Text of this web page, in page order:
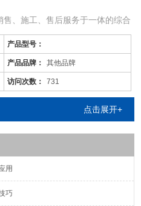
、施工、售后服务于一体的综合
、脱硫除尘、油烟火烟、通风降
；
格、属性仅供参考
本身的
产品型号：
产品品牌： 其他品牌
访问次数： 731
点击展开+
用
巧